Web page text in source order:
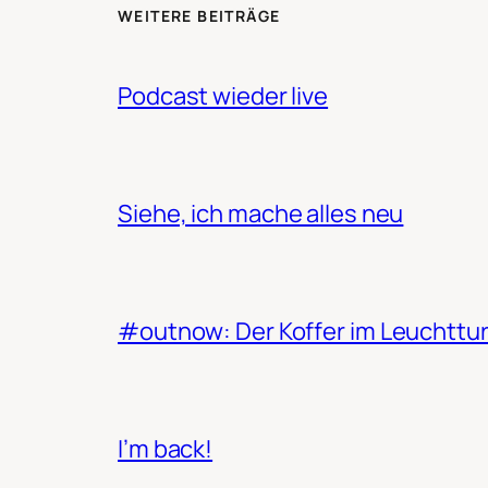
WEITERE BEITRÄGE
Podcast wieder live
Siehe, ich mache alles neu
#outnow: Der Koffer im
I’m back!